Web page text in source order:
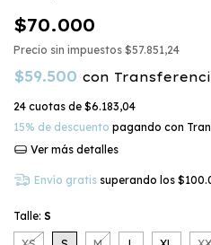
$70.000
Precio sin impuestos $57.851,24
$59.500 con
24 cuotas de $6.183,04
15% de descuento pagando con
Ver más detalles
Envío gratis superando los
Talle: S